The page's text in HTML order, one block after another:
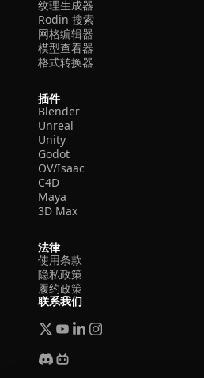
纹理生成器
Rodin 搜索
网格编辑器
模型查看器
格式转换器
插件
Blender
Unreal
Unity
Godot
OV/Isaac
C4D
Maya
3D Max
法律
使用条款
隐私政策
履约政策
联系我们